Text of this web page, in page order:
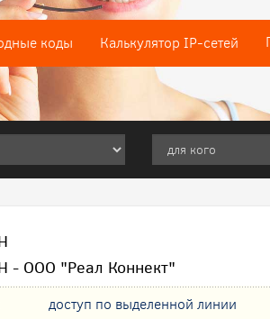
коды Калькулятор IP-сетей
- ООО "Реал Коннект"
доступ по выделенной линии